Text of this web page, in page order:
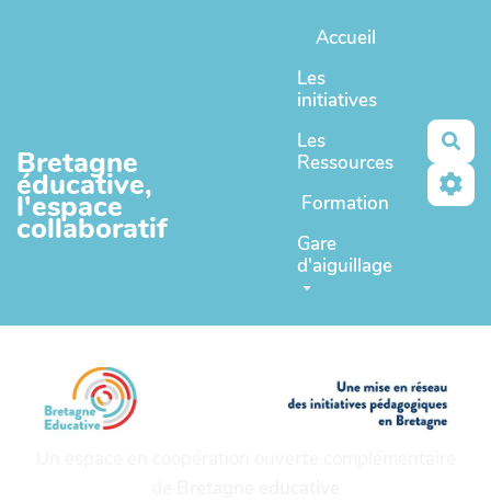
Bretagne
éducative,
l'espace
collaboratif
Accueil
Les
initiatives
Les
Ressources
Formation
Gare
d'aiguillage